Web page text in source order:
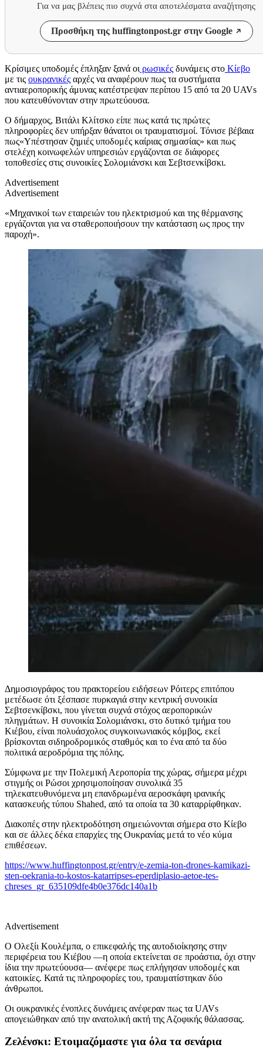
Για να μας βλέπεις πιο συχνά στα αποτελέσματα αναζήτησης
Προσθήκη της huffingtonpost.gr στην Google
Κρίσιμες υποδομές έπληξαν ξανά οι ρωσικές δυνάμεις στο Κίεβο
με τις ουκρανικές αρχές να αναφέρουν πως τα συστήματα
αντιαεροπορικής άμυνας κατέστρεψαν περίπου 15 από τα 20 UAVs
που κατευθύνονταν στην πρωτεύουσα.
Ο δήμαρχος, Βιτάλι Κλίτσκο είπε πως κατά τις πρώτες
πληροφορίες δεν υπήρξαν θάνατοι οι τραυματισμοί. Τόνισε βέβαια
πως«Υπέστησαν ζημιές υποδομές καίριας σημασίας» και πως
στελέχη κοινωφελών υπηρεσιών εργάζονται σε διάφορες
τοποθεσίες στις συνοικίες Σολομιάνσκι και Σεβτσενκίβσκι.
Advertisement
Advertisement
«Μηχανικοί των εταιρειών του ηλεκτρισμού και της θέρμανσης
εργάζονται για να σταθεροποιήσουν την κατάσταση ως προς την
παροχή».
Δημοσιογράφος του πρακτορείου ειδήσεων Ρόιτερς επιτόπου
μετέδωσε ότι ξέσπασε πυρκαγιά στην κεντρική συνοικία
Σεβτσενκίβσκι, που γίνεται συχνά στόχος αεροπορικών
πληγμάτων. Η συνοικία Σολομιάνσκι, στο δυτικό τμήμα του
Κιέβου, είναι πολυάσχολος συγκοινωνιακός κόμβος, εκεί
βρίσκονται σιδηροδρομικός σταθμός και το ένα από τα δύο
πολιτικά αεροδρόμια της πόλης.
Σύμφωνα με την Πολεμική Αεροπορία της χώρας, σήμερα μέχρι
στιγμής οι Ρώσοι χρησιμοποίησαν συνολικά 35
τηλεκατευθυνόμενα μη επανδρωμένα αεροσκάφη ιρανικής
κατασκευής τύπου Shahed, από τα οποία τα 30 καταρρίφθηκαν.
Διακοπές στην ηλεκτροδότηση σημειώνονται σήμερα στο Κίεβο
και σε άλλες δέκα επαρχίες της Ουκρανίας μετά το νέο κύμα
επιθέσεων.
https://www.huffingtonpost.gr/entry/e-zemia-ton-drones-kamikazi-
sten-oekrania-to-kostos-katarripses-eperdiplasio-aetoe-tes-
chreses_gr_635109dfe4b0e376dc140a1b
Advertisement
Ο Ολεξίι Κουλέμπα, ο επικεφαλής της αυτοδιοίκησης στην
περιφέρεια του Κιέβου —η οποία εκτείνεται σε προάστια, όχι στην
ίδια την πρωτεύουσα— ανέφερε πως επλήγησαν υποδομές και
κατοικίες. Κατά τις πληροφορίες του, τραυματίστηκαν δύο
άνθρωποι.
Οι ουκρανικές ένοπλες δυνάμεις ανέφεραν πως τα UAVs
απογειώθηκαν από την ανατολική ακτή της Αζοφικής θάλασσας.
Ζελένσκι: Ετοιμαζόμαστε για όλα τα σενάρια